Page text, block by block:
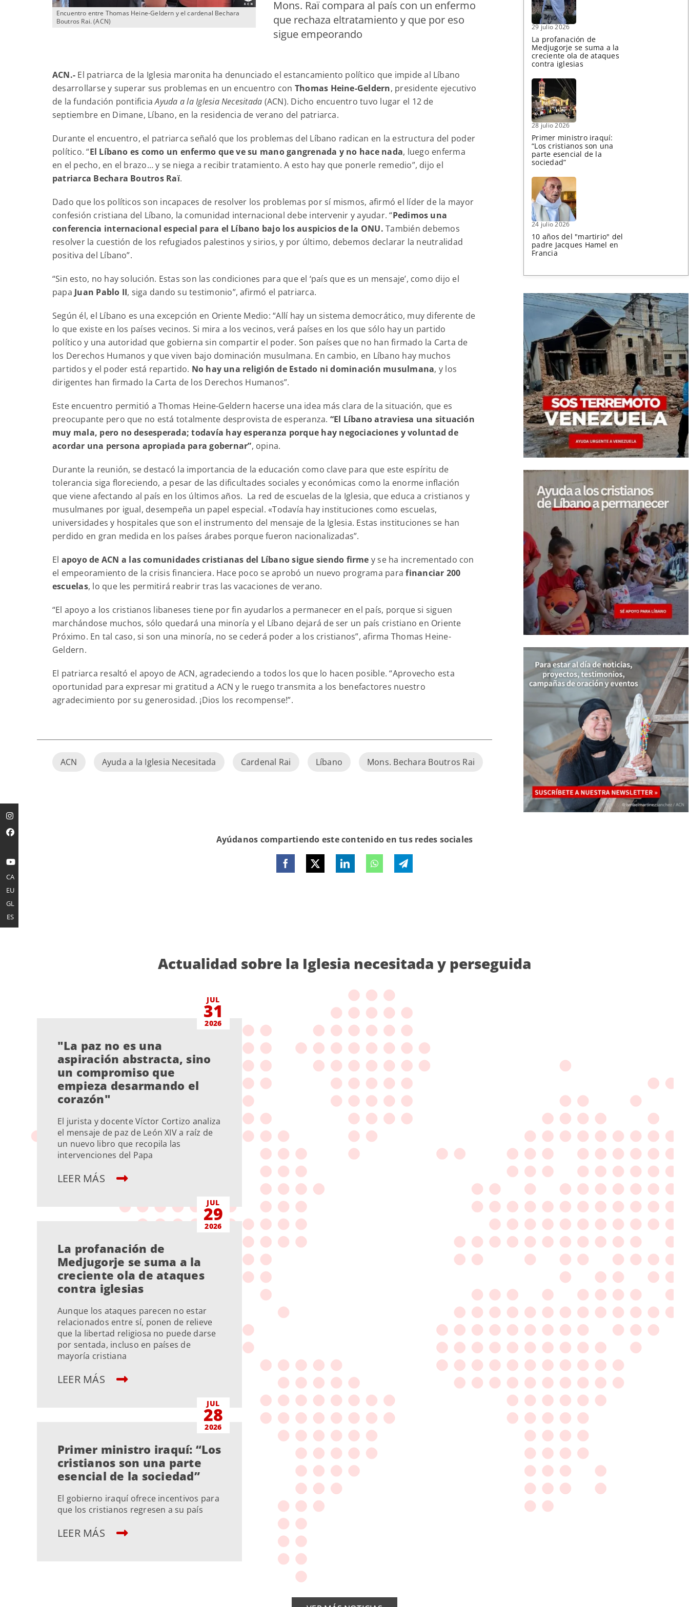
Encuentro entre Thomas Heine-Geldern y el cardenal Bechara
Boutros Rai. (ACN)
Mons. Raï compara al país con un enfermo
que rechaza eltratamiento y que por eso
sigue empeorando
ACN.- El patriarca de la Iglesia maronita ha denunciado el estancamiento político que impide al Líbano
desarrollarse y superar sus problemas en un encuentro con Thomas Heine-Geldern, presidente ejecutivo
de la fundación pontificiaAyuda a la Iglesia Necesitada (ACN). Dicho encuentro tuvo lugar el 12 de
septiembre en Dimane, Líbano, en la residencia de verano del patriarca.
Durante el encuentro, el patriarca señaló que los problemas del Líbano radican en la estructura del poder
político. “El Líbano es como un enfermo que ve su mano gangrenada y no hace nada, luego enferma
en el pecho, en el brazo… y se niega a recibir tratamiento. A esto hay que ponerle remedio”, dijo el
patriarca Bechara Boutros Raï.
Dado que los políticos son incapaces de resolver los problemas por sí mismos, afirmó el líder de la mayor
confesión cristiana del Líbano, la comunidad internacional debe intervenir y ayudar. “Pedimos una
conferencia internacional especial para el Líbano bajo los auspicios de la ONU. También debemos
resolver la cuestión de los refugiados palestinos y sirios, y por último, debemos declarar la neutralidad
positiva del Líbano”.
“Sin esto, no hay solución. Estas son las condiciones para que el ‘país que es un mensaje’, como dijo el
papa Juan Pablo II, siga dando su testimonio”, afirmó el patriarca.
Según él, el Líbano es una excepción en Oriente Medio: “Allí hay un sistema democrático, muy diferente de
lo que existe en los países vecinos. Si mira a los vecinos, verá países en los que sólo hay un partido
político y una autoridad que gobierna sin compartir el poder. Son países que no han firmado la Carta de
los Derechos Humanos y que viven bajo dominación musulmana. En cambio, en Líbano hay muchos
partidos y el poder está repartido. No hay una religión de Estado ni dominación musulmana, y los
dirigentes han firmado la Carta de los Derechos Humanos”.
Este encuentro permitió a Thomas Heine-Geldern hacerse una idea más clara de la situación, que es
preocupante pero que no está totalmente desprovista de esperanza. “El Líbano atraviesa una situación
muy mala, pero no desesperada; todavía hay esperanza porque hay negociaciones y voluntad de
acordar una persona apropiada para gobernar”, opina.
Durante la reunión, se destacó la importancia de la educación como clave para que este espíritu de
tolerancia siga floreciendo, a pesar de las dificultades sociales y económicas como la enorme inflación
que viene afectando al país en los últimos años. La red de escuelas de la Iglesia, que educa a cristianos y
musulmanes por igual, desempeña un papel especial. «Todavía hay instituciones como escuelas,
universidades y hospitales que son el instrumento del mensaje de la Iglesia. Estas instituciones se han
perdido en gran medida en los países árabes porque fueron nacionalizadas”.
El apoyo de ACN a las comunidades cristianas del Líbano sigue siendo firme y se ha incrementado con
el empeoramiento de la crisis financiera. Hace poco se aprobó un nuevo programa parafinanciar 200
escuelas, lo que les permitirá reabrir tras las vacaciones de verano.
“El apoyo a los cristianos libaneses tiene por fin ayudarlos a permanecer en el país, porque si siguen
marchándose muchos, sólo quedará una minoría y el Líbano dejará de ser un país cristiano en Oriente
Próximo. En tal caso, si son una minoría, no se cederá poder a los cristianos”, afirma Thomas Heine-
Geldern.
El patriarca resaltó el apoyo de ACN, agradeciendo a todos los que lo hacen posible. “Aprovecho esta
oportunidad para expresar mi gratitud a ACN y le ruego transmita a los benefactores nuestro
agradecimiento por su generosidad. ¡Dios los recompense!”.
ACN Ayuda a la Iglesia Necesitada Cardenal Rai Líbano Mons. Bechara Boutros Rai
29 julio 2026
La profanación de
Medjugorje se suma a la
creciente ola de ataques
contra iglesias
28 julio 2026
Primer ministro iraquí:
“Los cristianos son una
parte esencial de la
sociedad”
24 julio 2026
10 años del "martirio" del
padre Jacques Hamel en
Francia
Ayúdanos compartiendo este contenido en tus redes sociales
Actualidad sobre la Iglesia necesitada y perseguida
JUL
31
2026
"La paz no es una
aspiración abstracta, sino
un compromiso que
empieza desarmando el
corazón"
El jurista y docente Víctor Cortizo analiza
el mensaje de paz de León XIV a raíz de
un nuevo libro que recopila las
intervenciones del Papa
LEER MÁS
JUL
29
2026
La profanación de
Medjugorje se suma a la
creciente ola de ataques
contra iglesias
Aunque los ataques parecen no estar
relacionados entre sí, ponen de relieve
que la libertad religiosa no puede darse
por sentada, incluso en países de
mayoría cristiana
LEER MÁS
JUL
28
2026
Primer ministro iraquí: “Los
cristianos son una parte
esencial de la sociedad”
El gobierno iraquí ofrece incentivos para
que los cristianos regresen a su país
LEER MÁS
CA
EU
GL
ES